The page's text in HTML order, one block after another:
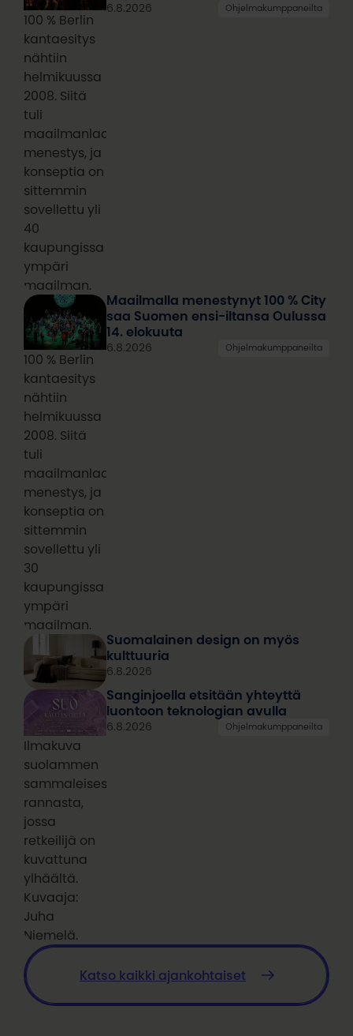
100 % Berlin
kantaesitys
nähtiin
helmikuussa
2008. Siitä
tuli
maailmanlaajuinen
menestys, ja
konseptia on
sittemmin
sovellettu yli
40
kaupungissa
ympäri
maailman.
6.8.2026 Ohjelmakumppaneilta
100 % Berlin
kantaesitys
nähtiin
helmikuussa
2008. Siitä
tuli
maailmanlaajuinen
menestys, ja
konseptia on
sittemmin
sovellettu yli
30
kaupungissa
ympäri
maailman.
Maailmalla menestynyt 100 % City
saa Suomen ensi-iltansa Oulussa
14. elokuuta
6.8.2026 Ohjelmakumppaneilta
Suomalainen design on myös
kulttuuria
6.8.2026
Ilmakuva
suolammen
sammaleisesta
rannasta,
jossa
retkeilijä on
kuvattuna
ylhäältä.
Kuvaaja:
Juha
Niemelä.
Sanginjoella etsitään yhteyttä
luontoon teknologian avulla
6.8.2026 Ohjelmakumppaneilta
Katso kaikki ajankohtaiset